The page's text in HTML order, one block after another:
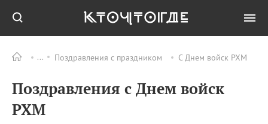
Поздравления с праздником С Днем войск РХМ
Поздравления с Днем войск
РХМ
ПРАЗДНИКИ Все
08.08 День «Счастье